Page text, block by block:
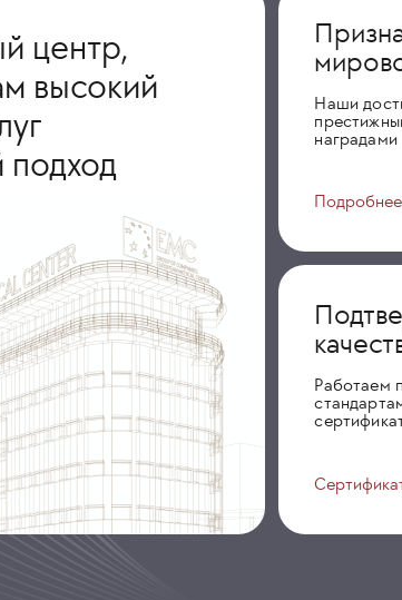
центр,
высокий
подход
Наши
наградами
Подробнее
Работаем